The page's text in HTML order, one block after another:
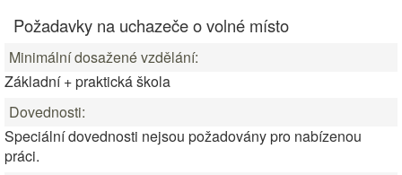
Požadavky na uchazeče o volné místo
Minimální dosažené vzdělání:
Základní + praktická škola
Dovednosti:
Speciální dovednosti nejsou požadovány pro nabízenou
práci.